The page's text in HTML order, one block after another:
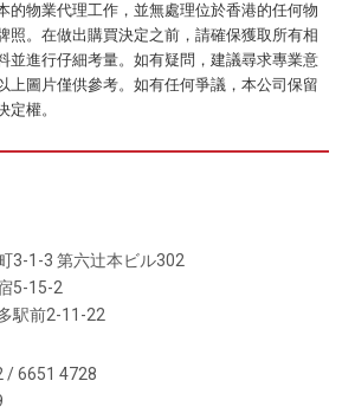
的物業代理工作，並無處理位於香港的任何物
照。在做出購買決定之前，請確保獲取所有相
並進行仔細考量。如有疑問，建議尋求專業意
上圖片僅供參考。如有任何爭議，本公司保留
定權。
3-1-3 第六辻本ビル302
5-15-2
駅前2-11-22
/ 6651 4728